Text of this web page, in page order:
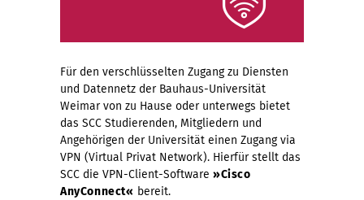
Für den verschlüsselten Zugang zu Diensten
und Datennetz der Bauhaus-Universität
Weimar von zu Hause oder unterwegs bietet
das SCC Studierenden, Mitgliedern und
Angehörigen der Universität einen Zugang via
VPN (Virtual Privat Network). Hierfür stellt das
SCC die VPN-Client-Software »Cisco
AnyConnect« bereit.